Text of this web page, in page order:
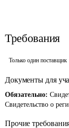
Требования
Только один поставщик
Документы для
Обязательно:
Свидетельство о
Прочие